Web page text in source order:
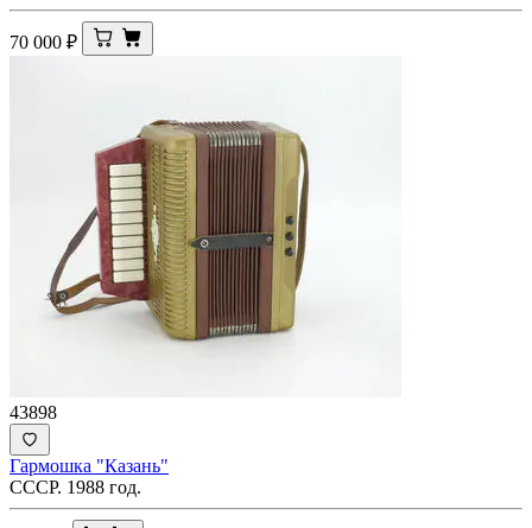
70 000 ₽
43898
Гармошка "Казань"
СССР. 1988 год.